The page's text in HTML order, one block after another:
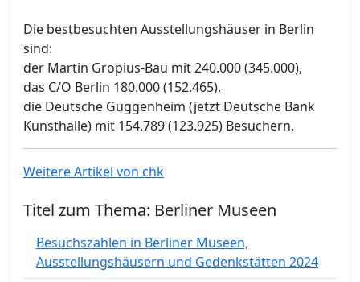
Die bestbesuchten Ausstellungshäuser in Berlin
sind:
der Martin Gropius-Bau mit 240.000 (345.000),
das C/O Berlin 180.000 (152.465),
die Deutsche Guggenheim (jetzt Deutsche Bank
Kunsthalle) mit 154.789 (123.925) Besuchern.
Weitere Artikel von chk
Titel zum Thema: Berliner Museen
Besuchszahlen in Berliner Museen,
Ausstellungshäusern und Gedenkstätten 2024